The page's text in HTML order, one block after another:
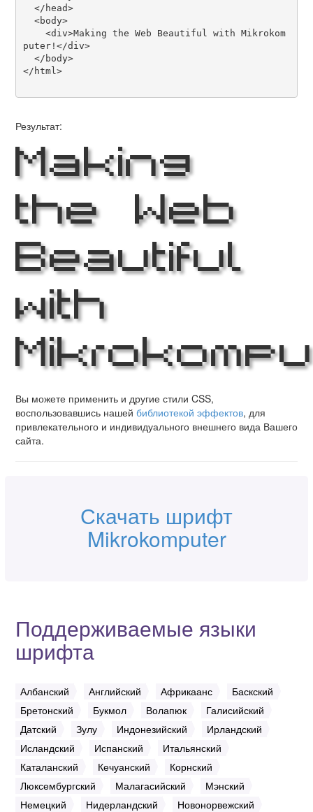
puter!</div>
</html>
Результат:
Making
the Web
Beautiful
with
Вы можете применить и другие стили CSS,
воспользовавшись нашей библиотекой эффектов, для
привлекательного и индивидуального внешнего вида Вашего
сайта.
Скачать шрифт
Mikrokomputer
Поддерживаемые языки
шрифта
Албанский Английский Африкаанс
Баскский
Бретонский
Букмол Волапюк
Галисийский
Датский
Зулу Индонезийский
Ирландский
Исландский
Испанский
Итальянский
Каталанский
Кечуанский
Корнский
Люксембургский
Малагасийский
Мэнский
Немецкий
Нидерландский
Новонорвежский